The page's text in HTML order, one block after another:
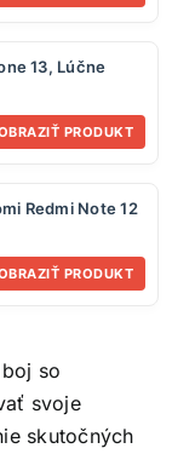
13, Lúčne
PRODUKT
Redmi Note 12
PRODUKT
so
svoje
skutočných